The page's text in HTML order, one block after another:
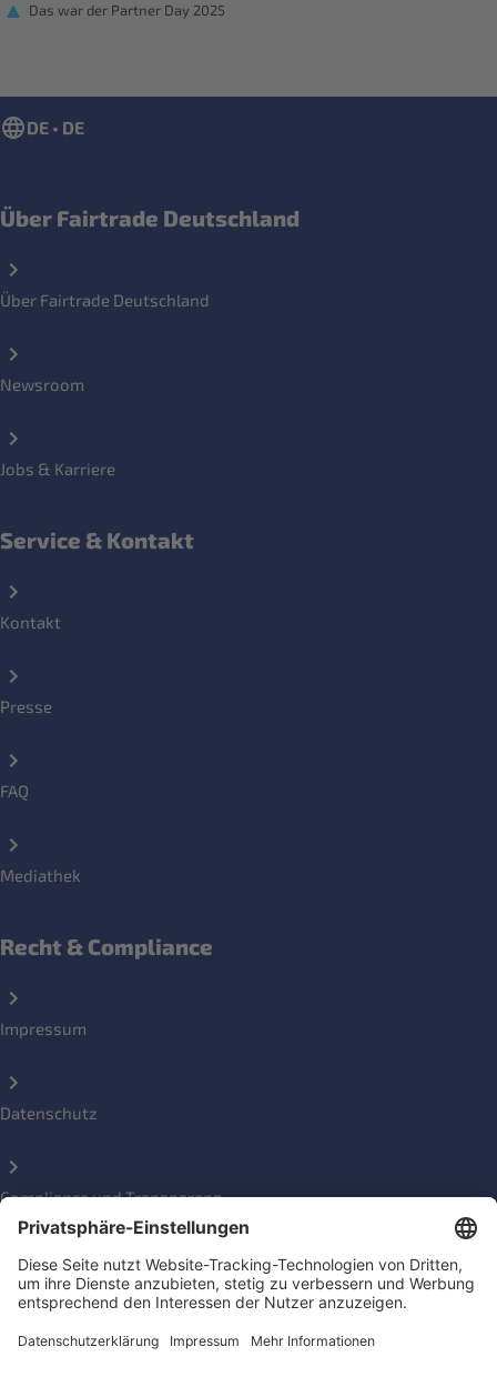
Das war der Partner Day 2025
DE • DE
Über Fairtrade Deutschland
Über Fairtrade Deutschland
Newsroom
Jobs & Karriere
Service & Kontakt
Kontakt
Presse
FAQ
Mediathek
Recht & Compliance
Impressum
Datenschutz
Compliance und Transparenz
Beschwerde einreichen
Social Media Kanäle